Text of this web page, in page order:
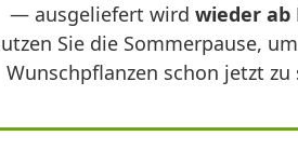
Snowflake' ® - Deutzia
— ausgeliefert wird wieder ab
Sie die Sommerpause,
Wunschpflanzen schon jetzt zu